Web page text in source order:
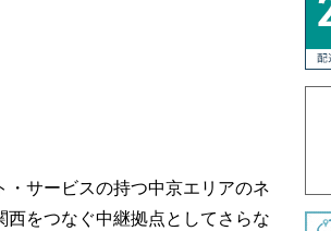
サービスの持つ中京エリアのネ
をつなぐ中継拠点としてさらな